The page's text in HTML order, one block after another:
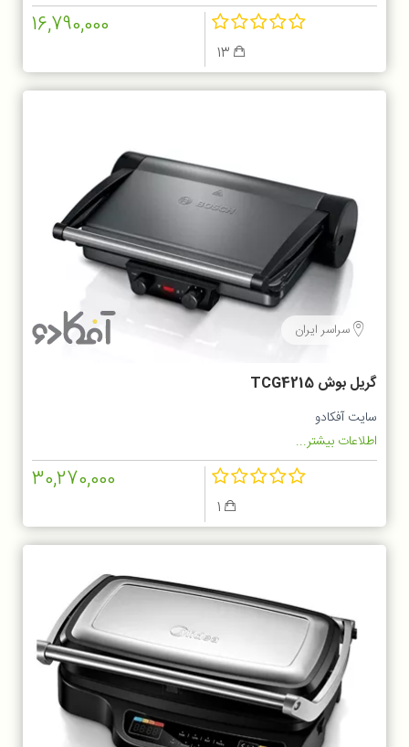
13
16,790,000
سراسر ایران
گریل بوش TCG4215
سایت آفکادو
اطلاعات بیشتر...
1
30,270,000